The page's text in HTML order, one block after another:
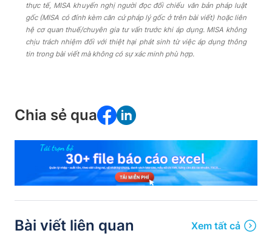
thực tế, MISA khuyến nghị người đọc đối chiếu văn bản pháp luật
gốc (MISA có đính kèm căn cứ pháp lý gốc ở trên bài viết) hoặc liên
hệ cơ quan thuế/chuyên gia tư vấn trước khi áp dụng. MISA không
chịu trách nhiệm đối với thiệt hại phát sinh từ việc áp dụng thông
tin trong bài viết mà không có sự xác minh phù hợp.
Chia sẻ qua
Bài viết liên quan Xem tất cả